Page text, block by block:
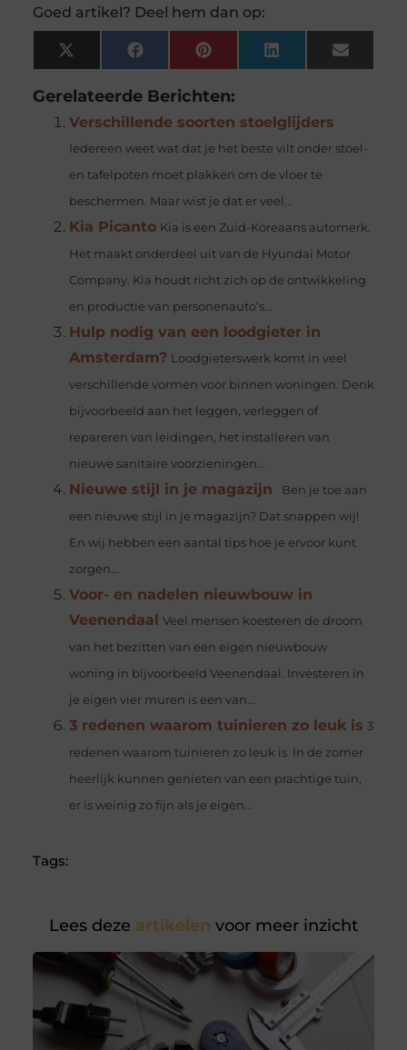
Goed artikel? Deel hem dan op:
X
(Twitter)
FacebookPinterest LinkedIn Email
Gerelateerde Berichten:
Verschillende soorten stoelglijders
Iedereen weet wat dat je het beste vilt onder stoel-
en tafelpoten moet plakken om de vloer te
beschermen. Maar wist je dat er veel...
Kia Picanto Kia is een Zuid-Koreaans automerk.
Het maakt onderdeel uit van de Hyundai Motor
Company. Kia houdt richt zich op de ontwikkeling
en productie van personenauto’s...
Hulp nodig van een loodgieter in
Amsterdam? Loodgieterswerk komt in veel
verschillende vormen voor binnen woningen. Denk
bijvoorbeeld aan het leggen, verleggen of
repareren van leidingen, het installeren van
nieuwe sanitaire voorzieningen...
Nieuwe stijl in je magazijn
Ben je toe aan
een nieuwe stijl in je magazijn? Dat snappen wij!
En wij hebben een aantal tips hoe je ervoor kunt
zorgen...
Voor- en nadelen nieuwbouw in
Veenendaal Veel mensen koesteren de droom
van het bezitten van een eigen nieuwbouw
woning in bijvoorbeeld Veenendaal. Investeren in
je eigen vier muren is een van...
3 redenen waarom tuinieren zo leuk is 3
redenen waarom tuinieren zo leuk is In de zomer
heerlijk kunnen genieten van een prachtige tuin,
er is weinig zo fijn als je eigen...
Tags:
Lees deze artikelen voor meer inzicht